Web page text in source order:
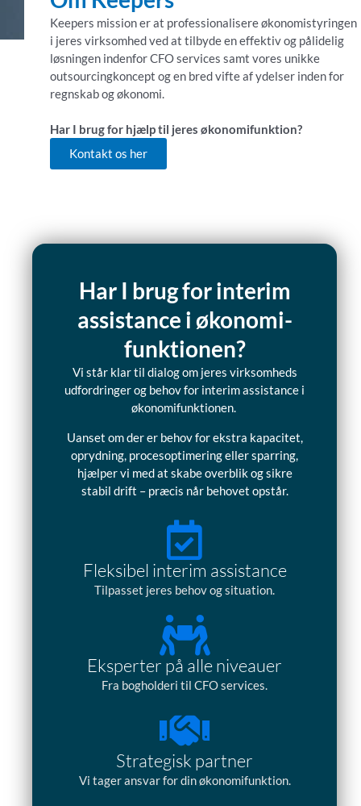
Keepers mission er at professionalisere økonomistyringen
i jeres virksomhed ved at tilbyde en effektiv og pålidelig
løsningen indenfor CFO services samt vores unikke
outsourcingkoncept og en bred vifte af ydelser inden for
regnskab og økonomi.
Har I brug for hjælp til jeres økonomifunktion?
Kontakt os her
Har I brug for interim
assistance i økonomi-
funktionen?
Vi står klar til dialog om jeres virksomheds
udfordringer og behov for interim assistance i
økonomifunktionen.
Uanset om der er behov for ekstra kapacitet,
oprydning, procesoptimering eller sparring,
hjælper vi med at skabe overblik og sikre
stabil drift – præcis når behovet opstår.
Fleksibel interim assistance
Tilpasset jeres behov og situation.
Eksperter på alle niveauer
Fra bogholderi til CFO services.
Strategisk partner
Vi tager ansvar for din økonomifunktion.